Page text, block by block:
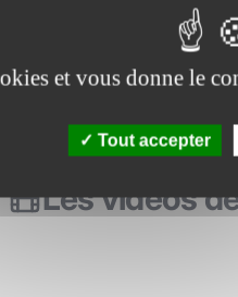
volet par des
Les videos
et vous donne le
Tout accepter